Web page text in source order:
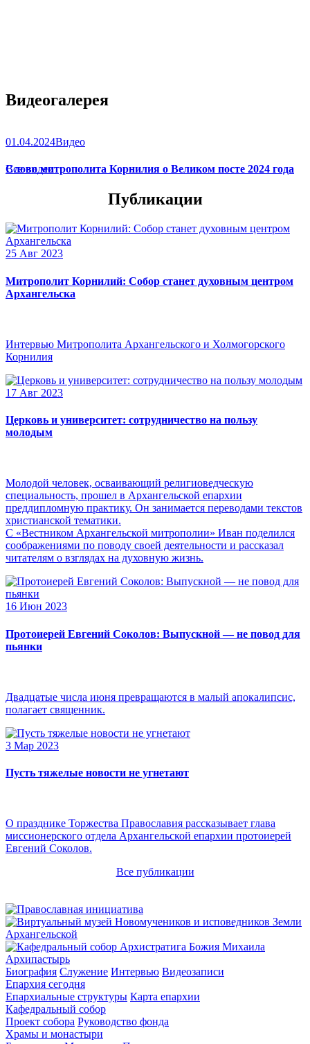
Видеогалерея
01.04.2024Видео
Слово митрополита Корнилия о Великом посте 2024 года
Все видео
Публикации
25 Авг 2023
Митрополит Корнилий: Собор станет духовным центром
Архангельска
Интервью Митрополита Архангельского и Холмогорского
Корнилия
17 Авг 2023
Церковь и университет: сотрудничество на пользу
молодым
Молодой человек, осваивающий религиоведческую
специальность, прошел в Архангельской епархии
преддипломную практику. Он занимается переводами текстов
христианской тематики.
С «Вестником Архангельской митрополии» Иван поделился
соображениями по поводу своей деятельности и рассказал
читателям о взглядах на духовную жизнь.
16 Июн 2023
Протоиерей Евгений Соколов: Выпускной — не повод для
пьянки
Двадцатые числа июня превращаются в малый апокалипсис,
полагает священник.
3 Мар 2023
Пусть тяжелые новости не угнетают
О празднике Торжества Православия рассказывает глава
миссионерского отдела Архангельской епархии протоиерей
Евгений Соколов.
Все публикации
Архипастырь
Биография Служение Интервью Видеозаписи
Епархия сегодня
Епархиальные структуры Карта епархии
Кафедральный собор
Проект собора Руководство фонда
Храмы и монастыри